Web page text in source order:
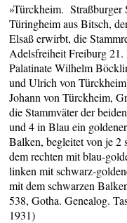
»Türckheim. Straßburger
Türingheim aus Bitsch,
Elsaß erwirbt, die
Adelsfreiheit Freiburg
Palatinate Wilhelm
und Ulrich von
Johann von Türckheim,
die Stammväter der
und 4 in Blau ein
Balken, begleitet von je
dem rechten mit blau-
linken mit schwarz-
mit dem schwarzen
538, Gotha. Genealog.
1931)